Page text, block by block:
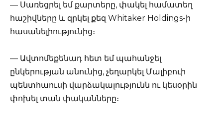
— Սառեցրել եմ քարտերը, փակել համատեղ
հաշիվները և զրկել քեզ Whitaker Holdings-ի
հասանելիությունից։
— Ավտոմեքենադ հետ եմ պահանջել
ընկերության անունից, չեղարկել Մալիբուի
պենտհաուսի վարձակալությունն ու կեսօրին
փոխել տան փականները։